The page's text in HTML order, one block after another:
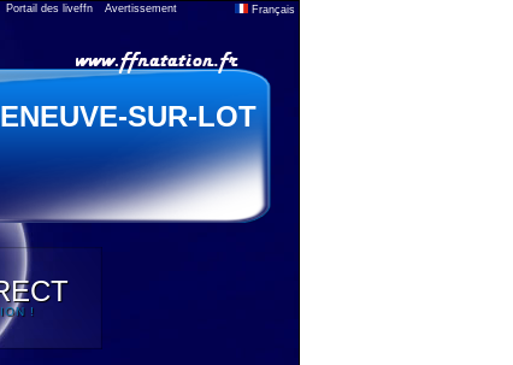
Portail des liveffn Avertissement Français
SUR-LOT
!